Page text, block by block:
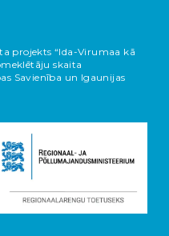
projekts “Ida-Virumaa kā
skaita
Savienība un Igaunijas